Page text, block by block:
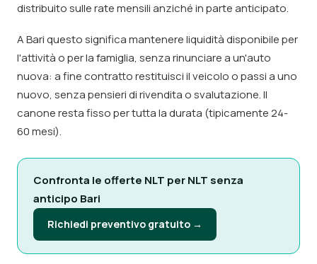
distribuito sulle rate mensili anziché in parte anticipato.
A Bari questo significa mantenere liquidità disponibile per
l'attività o per la famiglia, senza rinunciare a un'auto
nuova: a fine contratto restituisci il veicolo o passi a uno
nuovo, senza pensieri di rivendita o svalutazione. Il
canone resta fisso per tutta la durata (tipicamente 24-
60 mesi).
Confronta le offerte NLT per NLT senza
anticipo Bari
Richiedi preventivo gratuito →